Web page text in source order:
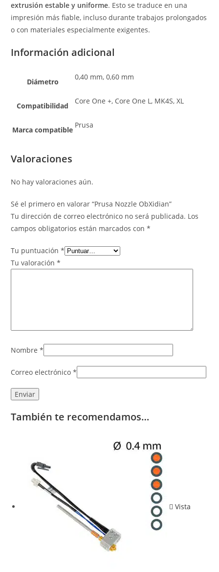
extrusión estable y uniforme. Esto se traduce en una
impresión más fiable, incluso durante trabajos prolongados
o con materiales especialmente exigentes.
Información adicional
Diámetro
0,40 mm, 0,60 mm
Compatibilidad
Core One +, Core One L, MK4S, XL
Marca compatible
Prusa
Valoraciones
No hay valoraciones aún.
Sé el primero en valorar “Prusa Nozzle ObXidian”
Tu dirección de correo electrónico no será publicada. Los
campos obligatorios están marcados con*
Tu puntuación*
Tu valoración*
Nombre*
Correo electrónico*
También te recomendamos…
Vista